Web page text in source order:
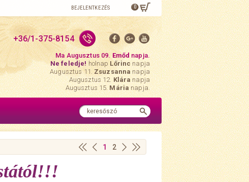
BEJELENTKEZÉS 0
+36/1-375-8154
Ma Augusztus 09.Emőd napja.
Ne feledje! holnapLőrincnapja
Augusztus 11. Zsuzsannanapja
Augusztus 12.Kláranapja
Augusztus 15.Mária napja.
1 2